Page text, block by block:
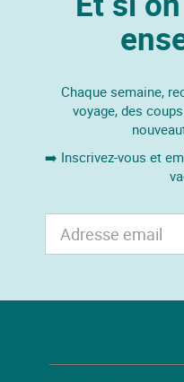
Chaque semaine,
voyage, des
➡️ Inscrivez-vous et